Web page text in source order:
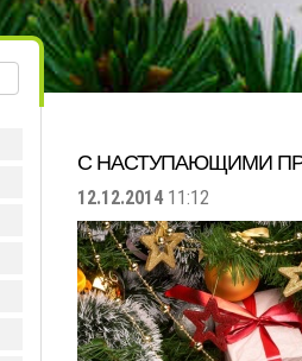
С НАСТУПАЮЩИМИ
12.12.2014 11:12